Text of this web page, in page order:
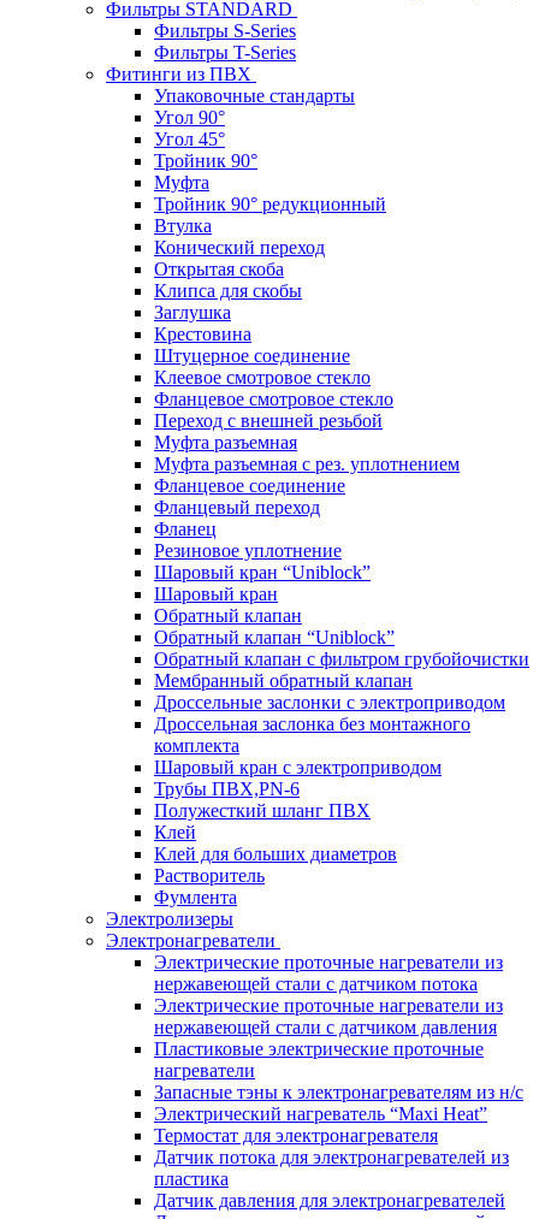
Фильтры STANDARD
Фильтры S-Series
Фильтры T-Series
Фитинги из ПВХ
Упаковочные стандарты
Угол 90°
Угол 45°
Тройник 90°
Муфта
Тройник 90° редукционный
Втулка
Конический переход
Открытая скоба
Клипса для скобы
Заглушка
Крестовина
Штуцерное соединение
Клеевое смотровое стекло
Фланцевое смотровое стекло
Переход с внешней резьбой
Муфта разъемная
Муфта разъемная с рез. уплотнением
Фланцевое соединение
Фланцевый переход
Фланец
Резиновое уплотнение
Шаровый кран “Uniblock”
Шаровый кран
Обратный клапан
Обратный клапан “Uniblock”
Обратный клапан с фильтром грубойочистки
Мембранный обратный клапан
Дроссельные заслонки с электроприводом
Дроссельная заслонка без монтажного
комплекта
Шаровый кран с электроприводом
Трубы ПВХ,PN-6
Полужесткий шланг ПВХ
Клей
Клей для больших диаметров
Растворитель
Фумлента
Электролизеры
Электронагреватели
Электрические проточные нагреватели из
нержавеющей стали с датчиком потока
Электрические проточные нагреватели из
нержавеющей стали с датчиком давления
Пластиковые электрические проточные
нагреватели
Запасные тэны к электронагревателям из н/с
Электрический нагреватель “Maxi Heat”
Термостат для электронагревателя
Датчик потока для электронагревателей из
пластика
Датчик давления для электронагревателей